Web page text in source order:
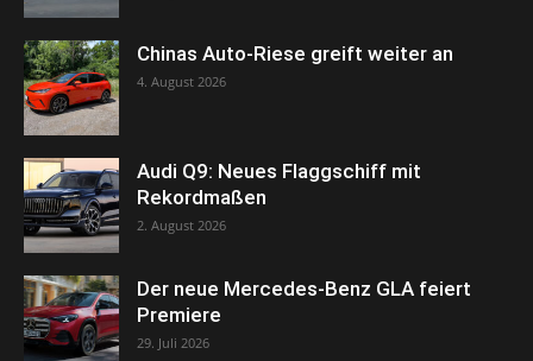
Chinas Auto-Riese greift weiter an
4. August 2026
Audi Q9: Neues Flaggschiff mit
Rekordmaßen
2. August 2026
Der neue Mercedes-Benz GLA feiert
Premiere
29. Juli 2026